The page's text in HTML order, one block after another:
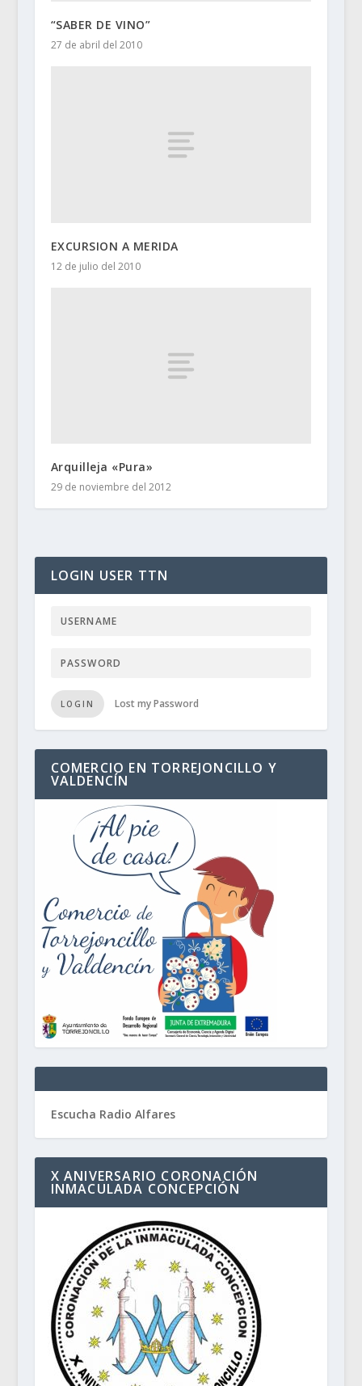
“SABER DE VINO”
27 de abril del 2010
EXCURSION A MERIDA
12 de julio del 2010
Arquilleja «Pura»
29 de noviembre del 2012
LOGIN USER TTN
LOGIN Lost my Password
COMERCIO EN TORREJONCILLO Y
VALDENCÍN
Escucha Radio Alfares
X ANIVERSARIO CORONACIÓN
INMACULADA CONCEPCIÓN